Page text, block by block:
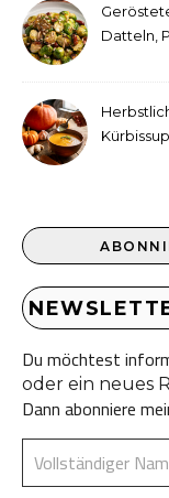
Datteln,
Du möchtest
oder ein neues
Dann abonniere